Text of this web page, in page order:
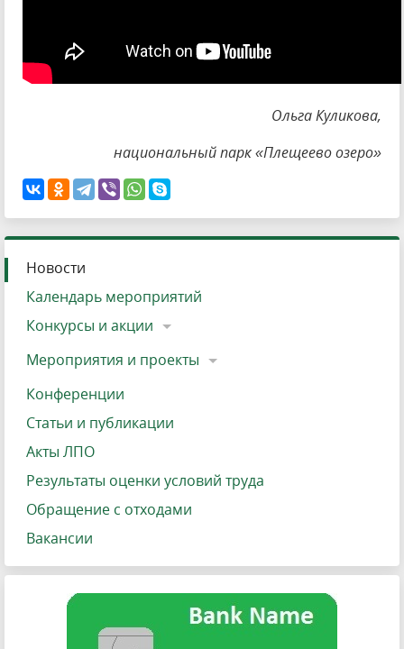
Ольга Куликова,
национальный парк «Плещеево озеро»
Новости
Календарь мероприятий
Конкурсы и акции
Мероприятия и проекты
Конференции
Статьи и публикации
Акты ЛПО
Результаты оценки условий труда
Обращение с отходами
Вакансии